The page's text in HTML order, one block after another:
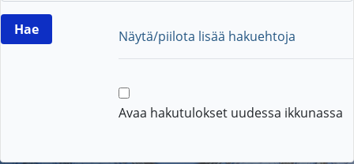
Näytä/piilota lisää hakuehtoja
Avaa hakutulokset uudessa ikkunassa